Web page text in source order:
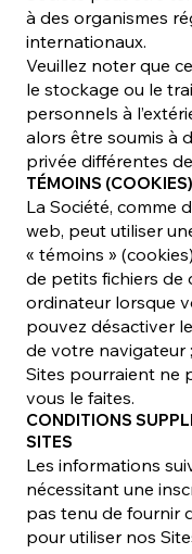
à des organismes
internationaux.
Veuillez noter que
le stockage ou le
personnels à
alors être soumis à
privée différentes
TÉMOINS (COOKIES)
La Société, comme
web, peut utiliser
« témoins »
de petits fichiers de
ordinateur lorsque
pouvez désactiver
de votre navigateur
Sites pourraient ne
vous le faites.
CONDITIONS
SITES
Les informations
nécessitant une
pas tenu de fournir
pour utiliser nos